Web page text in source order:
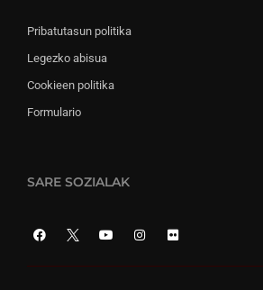
Pribatutasun politika
Legezko abisua
Cookieen politika
Formulario
SARE SOZIALAK